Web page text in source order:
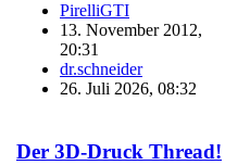
PirelliGTI
13. November 2012,
20:31
dr.schneider
26. Juli 2026, 08:32
Der 3D-Druck Thread!